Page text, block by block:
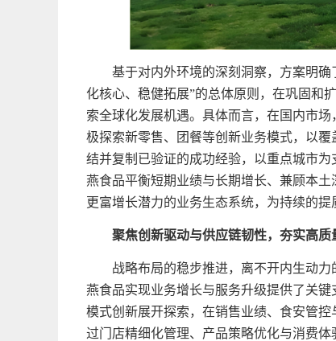
基于对内外环境的深刻洞察，方案明
化核心、稳健拓展”的总体原则，在巩固和
索全球化发展机遇。具体而言，在国内市
极探索新零售、团餐等创新业务模式，以
结并复制已验证的成功经验，以重点城市
燕食品平衡短期业绩与长期增长、兼顾本
更富增长潜力的业务生态系统，为持续的提
聚焦创新驱动与供应链韧性， 夯实高质
战略布局的稳步推进，离不开内生动
燕食品实现业务增长与服务升级提供了关
模式创新展开探索，在销售业绩、食安管
过门店精细化管理、产品策略优化与消费